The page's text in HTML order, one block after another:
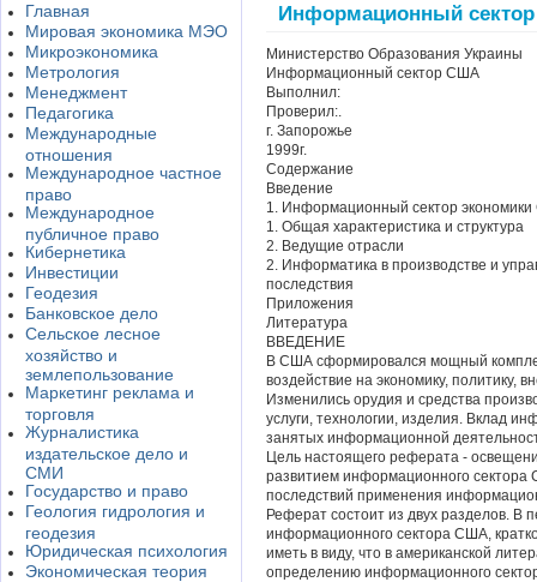
Главная
Мировая экономика МЭО
Микроэкономика
Метрология
Менеджмент
Педагогика
Международные
отношения
Международное частное
право
Международное
публичное право
Кибернетика
Инвестиции
Геодезия
Банковское дело
Сельское лесное
хозяйство и
землепользование
Маркетинг реклама и
торговля
Журналистика
издательское дело и
СМИ
Государство и право
Геология гидрология и
геодезия
Юридическая психология
Экономическая теория
Информационный
Министерство Образования Украины
Информационный сектор США
Выполнил:
Проверил:.
г. Запорожье
1999г.
Содержание
Введение
1. Информационный сектор
1. Общая характеристика и структура
2. Ведущие отрасли
2. Информатика в производстве и
последствия
Приложения
Литература
ВВЕДЕНИЕ
В США сформировался мощный
воздействие на экономику, политику,
Изменились орудия и средства
услуги, технологии, изделия. Вклад
занятых информационной
Цель настоящего реферата -
развитием информационного
последствий применения
Реферат состоит из двух разделов. В
информационного сектора США,
иметь в виду, что в американской
определению информационного